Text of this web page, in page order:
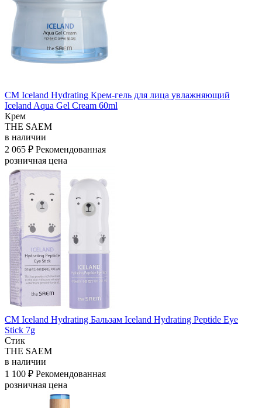
СМ Iceland Hydrating Крем-гель для лица увлажняющий
Iceland Aqua Gel Cream 60ml
Крем
THE SAEM
в наличии
2 065 ₽ Рекомендованная
розничная цена
СМ Iceland Hydrating Бальзам Iceland Hydrating Peptide Eye
Stick 7g
Стик
THE SAEM
в наличии
1 100 ₽ Рекомендованная
розничная цена